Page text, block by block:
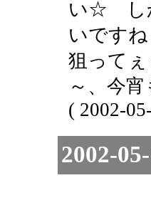
い☆ し
いです
狙って
～、今
( 2002-
2002-